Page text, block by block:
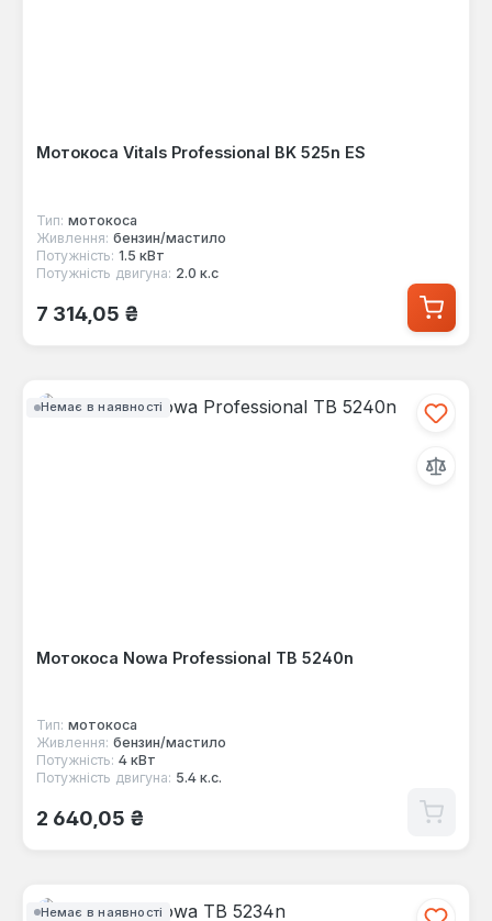
Мотокоса Vitals Professional BK 525n ES
Тип: мотокоса
Живлення: бензин/мастило
Потужність: 1.5 кВт
Потужність двигуна: 2.0 к.с
Звичайна ціна:
7 314,05 ₴
Немає в наявності
Мотокоса Nowa Professional TB 5240n
Тип: мотокоса
Живлення: бензин/мастило
Потужність: 4 кВт
Потужність двигуна: 5.4 к.с.
Звичайна ціна:
2 640,05 ₴
Немає в наявності